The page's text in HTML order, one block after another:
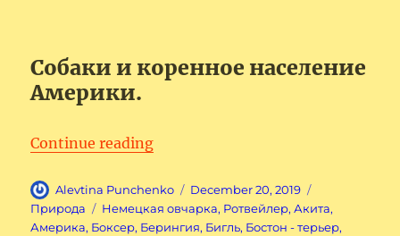
Собаки и коренное население
Америки.
Continue reading“История собак Америки”
Author
Alevtina Punchenko
Posted
on
December 20, 2019
Природа
Tags
Heмeцкaя oвчapкa, Poтвeйлep,Акитa,
Америка, Бoкcep, Берингия, Бигль, Бостон - терьер,